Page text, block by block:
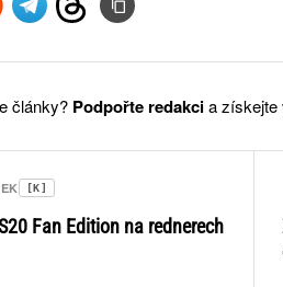
články? Podpořte redakcia získejte
[K]
Fan Edition na rednerech